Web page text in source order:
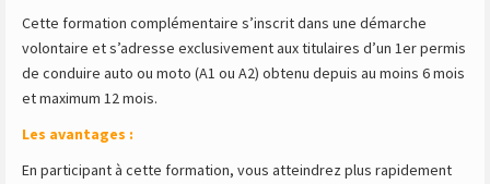
Cette formation complémentaire s’inscrit dans une démarche
volontaire et s’adresse exclusivement aux titulaires d’un 1er permis
de conduire auto ou moto (A1 ou A2) obtenu depuis au moins 6 mois
et maximum 12 mois.
Les avantages :
En participant à cette formation, vous atteindrez plus rapidement